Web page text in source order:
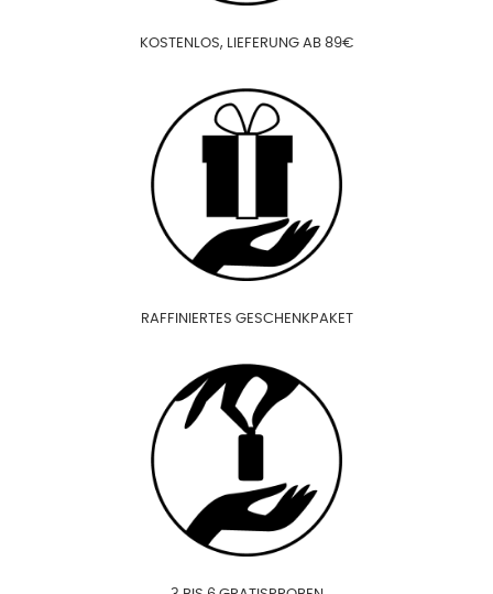
KOSTENLOS, LIEFERUNG AB 89€
RAFFINIERTES GESCHENKPAKET